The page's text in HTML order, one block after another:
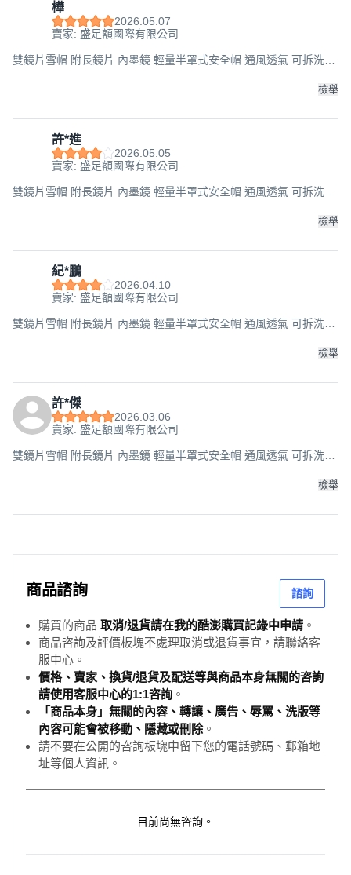
樺
2026.05.07
賣家: 盛足額國際有限公司
雙鏡片雪帽 附長鏡片 內墨鏡 輕量半罩式安全帽 通風透氣 可拆洗內
檢舉
許*進
2026.05.05
賣家: 盛足額國際有限公司
雙鏡片雪帽 附長鏡片 內墨鏡 輕量半罩式安全帽 通風透氣 可拆洗內
檢舉
紀*鵬
2026.04.10
賣家: 盛足額國際有限公司
雙鏡片雪帽 附長鏡片 內墨鏡 輕量半罩式安全帽 通風透氣 可拆洗內
檢舉
許*傑
2026.03.06
賣家: 盛足額國際有限公司
雙鏡片雪帽 附長鏡片 內墨鏡 輕量半罩式安全帽 通風透氣 可拆洗內
檢舉
商品諮詢 諮詢
購買的商品 取消/退貨請在我的酷澎購買記錄中申請 。
商品咨詢及評價板塊不處理取消或退貨事宜，請聯絡客
服中心。
價格、賣家、換貨/退貨及配送等與商品本身無關的咨詢
請使用客服中心的1:1咨詢 。
「商品本身」無關的內容、轉讓、廣告、辱罵、洗版等
內容可能會被移動、隱藏或刪除。
請不要在公開的咨詢板塊中留下您的電話號碼、郵箱地
址等個人資訊。
目前尚無咨詢。